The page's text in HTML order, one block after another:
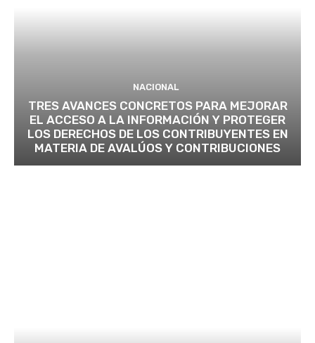
NACIONAL
TRES AVANCES CONCRETOS PARA MEJORAR
EL ACCESO A LA INFORMACIÓN Y PROTEGER
LOS DERECHOS DE LOS CONTRIBUYENTES EN
MATERIA DE AVALÚOS Y CONTRIBUCIONES